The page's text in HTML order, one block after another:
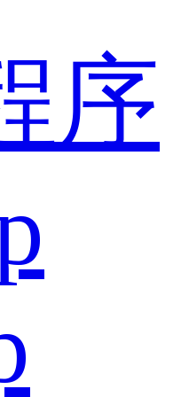
序